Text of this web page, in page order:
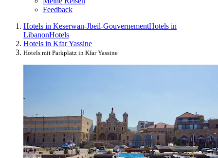
Feedback
Hotels in Keserwan-Jbeil-GouvernementHotels in
LibanonHotels
Hotels in Kfar Yassine
Hotels mit Parkplatz in Kfar Yassine